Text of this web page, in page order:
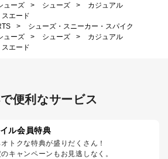
ューズ > シューズ >
カジュアル
エード
>
シューズ・スニーカー・スパイク
ューズ > シューズ >
カジュアル
エード
便利なサービス
ル会員特典
トクな特典が盛りだくさん！
キャンペーンもお見逃しなく。